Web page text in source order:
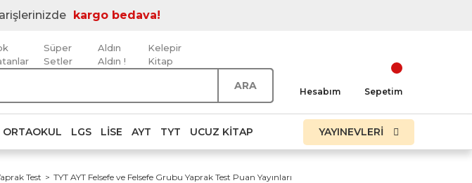
kargo bedava!
Süper
Setler
Aldın
Aldın !
Kelepir
Kitap
ARA Hesabım Sepetim
ORTAOKUL LGS LISE AYT TYT UCUZ KITAP YAYINEVLERİ
Test TYT AYT Felsefe ve Felsefe Grubu Yaprak Test Puan Yayınları